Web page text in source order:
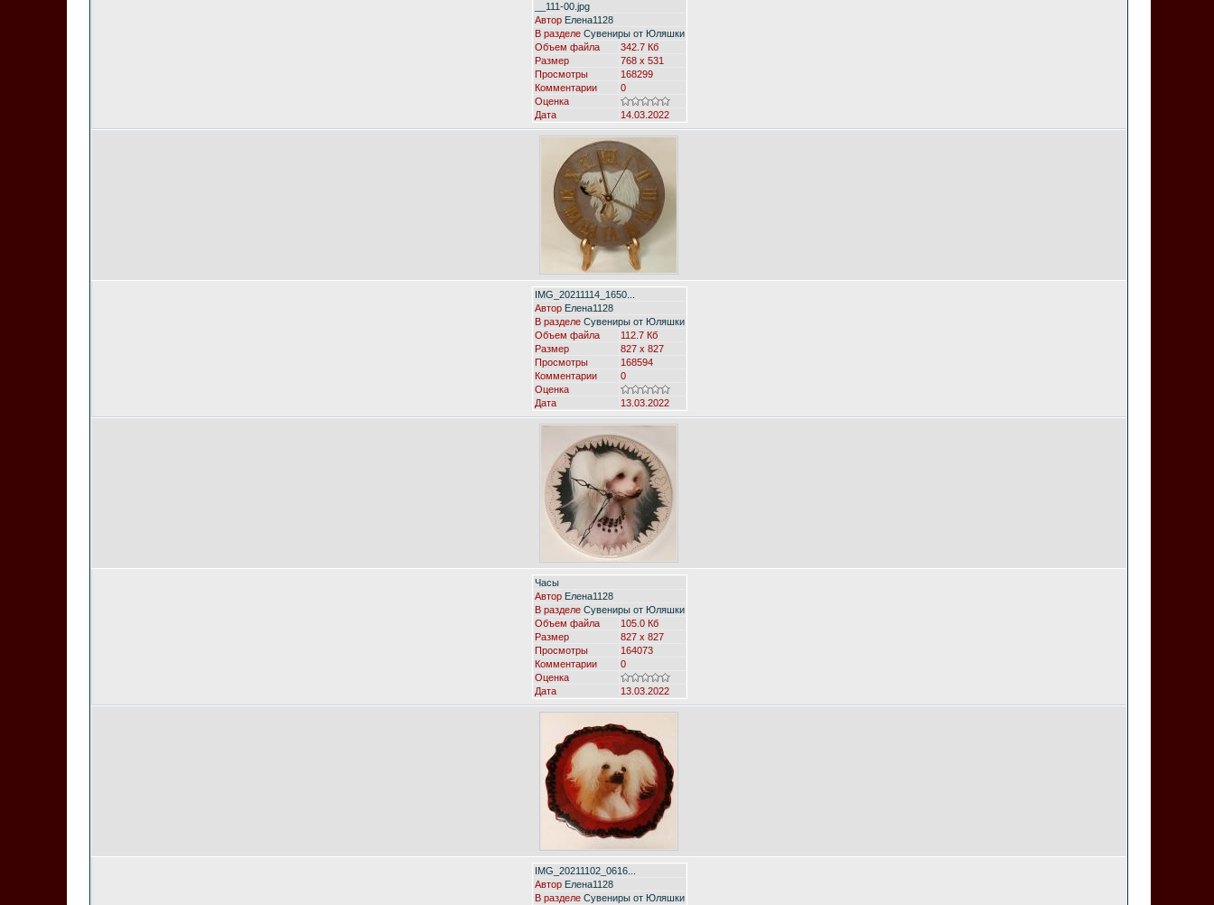
__111-00.jpg
Автор Елена1128
В разделе Сувениры от Юляшки
Объем файла
342.7 Кб
Размер
768 x 531
Просмотры
168299
Комментарии
0
Оценка
Дата
14.03.2022
IMG_20211114_1650...
Автор Елена1128
В разделе Сувениры от Юляшки
Объем файла
112.7 Кб
Размер
827 x 827
Просмотры
168594
Комментарии
0
Оценка
Дата
13.03.2022
Часы
Автор Елена1128
В разделе Сувениры от Юляшки
Объем файла
105.0 Кб
Размер
827 x 827
Просмотры
164073
Комментарии
0
Оценка
Дата
13.03.2022
IMG_20211102_0616...
Автор Елена1128
В разделе Сувениры от Юляшки